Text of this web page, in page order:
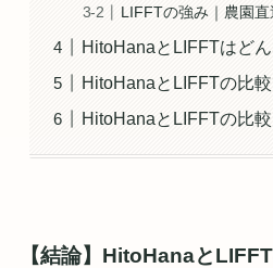
LIFFTの強み｜農園
HitoHanaとLIFFTはど
HitoHanaとLIFFTの比
HitoHanaとLIFFTの比
【結論】HitoHanaと